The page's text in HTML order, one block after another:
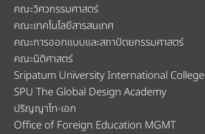
คณะวิศวกรรมศาสตร์
คณะเทคโนโลยีสารสนเทศ
คณะการออกแบบและสถาปัตยกรรมศาสตร์
คณะนิติศาสตร์
Sripatum University International College
SPU The Global Design Academy
ปริญญาโท-เอก
Office of Foreign Education MGMT